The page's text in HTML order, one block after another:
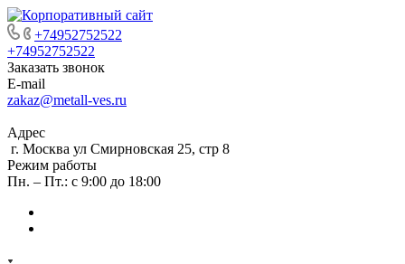
+74952752522
+74952752522
Заказать звонок
E-mail
zakaz@metall-ves.ru
Адрес
г. Москва ул Смирновская 25, стр 8
Режим работы
Пн. – Пт.: с 9:00 до 18:00